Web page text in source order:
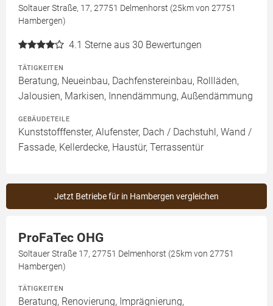
Soltauer Straße, 17, 27751 Delmenhorst (25km von 27751
Hambergen)
4.1 Sterne aus 30 Bewertungen
TÄTIGKEITEN
Beratung, Neueinbau, Dachfenstereinbau, Rollläden,
Jalousien, Markisen, Innendämmung, Außendämmung
GEBÄUDETEILE
Kunststofffenster, Alufenster, Dach / Dachstuhl, Wand /
Fassade, Kellerdecke, Haustür, Terrassentür
Jetzt Betriebe für in Hambergen vergleichen
ProFaTec OHG
Soltauer Straße 17, 27751 Delmenhorst (25km von 27751
Hambergen)
TÄTIGKEITEN
Beratung, Renovierung, Imprägnierung,